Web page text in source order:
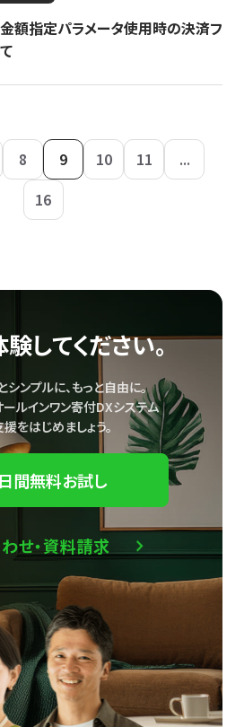
金額指定パラメータ使用時の決済フ
8 9 10 11
...
16
してください。
シンプルに、もっと自由に。
ルインワン寄付DXシステム
をはじめましょう。
間無料お試し
せ・資料請求